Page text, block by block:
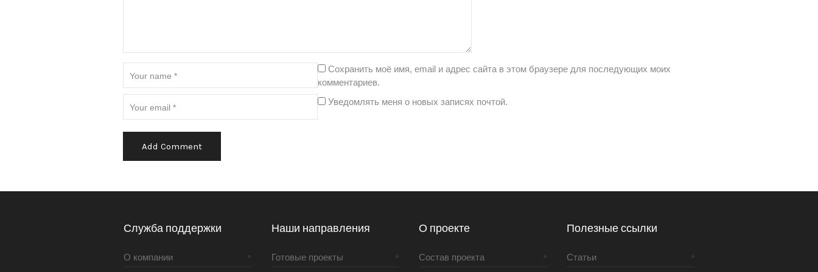
Сохранить моё имя, email и адрес сайта в этом браузере для последующих моих
комментариев.
Уведомлять меня о новых записях почтой.
Служба поддержки
О компании
Наши направления
Готовые проекты
О проекте
Состав проекта
Полезные ссылки
Статьи